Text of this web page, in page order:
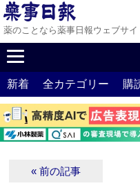
薬のことなら薬事日報ウェブサイ
新着 全カテゴリー 購
« 前の記事